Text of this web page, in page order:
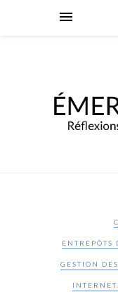
ENTREPÔTS
GESTION